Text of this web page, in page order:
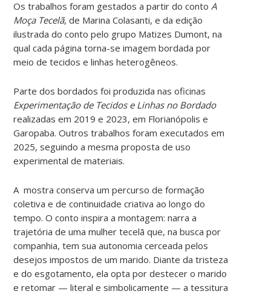
Os trabalhos foram gestados a partir do conto A
Moça Tecelã, de Marina Colasanti, e da edição
ilustrada do conto pelo grupo Matizes Dumont, na
qual cada página torna-se imagem bordada por
meio de tecidos e linhas heterogêneos.
Parte dos bordados foi produzida nas oficinas
Experimentação de Tecidos e Linhas no Bordado
realizadas em 2019 e 2023, em Florianópolis e
Garopaba. Outros trabalhos foram executados em
2025, seguindo a mesma proposta de uso
experimental de materiais.
A mostra conserva um percurso de formação
coletiva e de continuidade criativa ao longo do
tempo. O conto inspira a montagem: narra a
trajetória de uma mulher tecelã que, na busca por
companhia, tem sua autonomia cerceada pelos
desejos impostos de um marido. Diante da tristeza
e do esgotamento, ela opta por destecer o marido
e retomar — literal e simbolicamente — a tessitura